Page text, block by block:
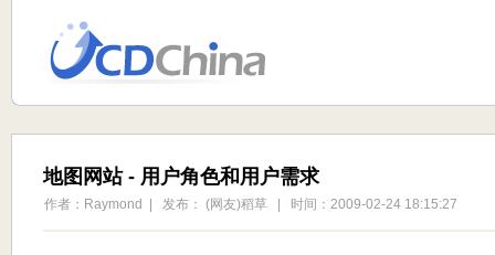
地图网站 - 用户角色和用户需求
作者：Raymond | 发布： (网友)稻草 | 时间：2009-02-24 18:15:27